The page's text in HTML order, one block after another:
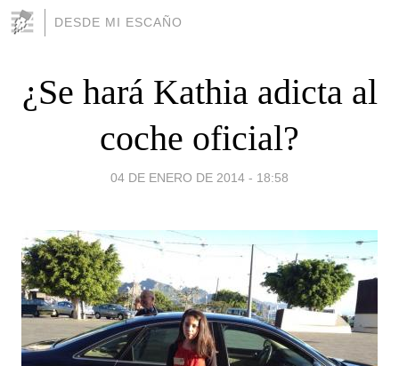
DESDE MI ESCAÑO
¿Se hará Kathia adicta al
coche oficial?
04 DE ENERO DE 2014 - 18:58